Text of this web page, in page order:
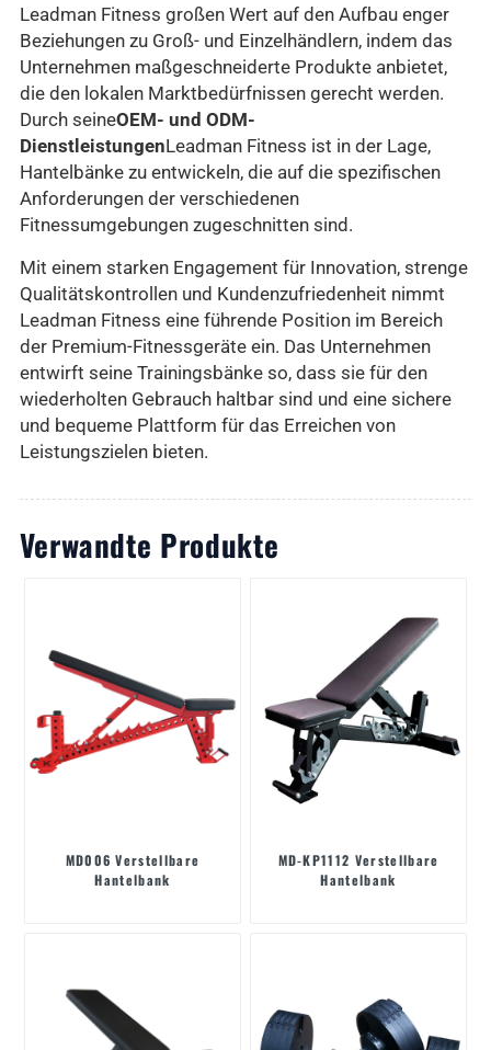
Leadman Fitness großen Wert auf den Aufbau enger
Beziehungen zu Groß- und Einzelhändlern, indem das
Unternehmen maßgeschneiderte Produkte anbietet,
die den lokalen Marktbedürfnissen gerecht werden.
Durch seineOEM- und ODM-
DienstleistungenLeadman Fitness ist in der Lage,
Hantelbänke zu entwickeln, die auf die spezifischen
Anforderungen der verschiedenen
Fitnessumgebungen zugeschnitten sind.
Mit einem starken Engagement für Innovation, strenge
Qualitätskontrollen und Kundenzufriedenheit nimmt
Leadman Fitness eine führende Position im Bereich
der Premium-Fitnessgeräte ein. Das Unternehmen
entwirft seine Trainingsbänke so, dass sie für den
wiederholten Gebrauch haltbar sind und eine sichere
und bequeme Plattform für das Erreichen von
Leistungszielen bieten.
Verwandte Produkte
MD006 Verstellbare
Hantelbank
MD-KP1112 Verstellbare
Hantelbank